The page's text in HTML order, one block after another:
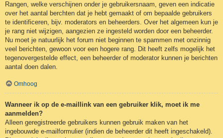
Rangen, welke verschijnen onder je gebruikersnaam, geven een indicatie
over het aantal berchten dat je hebt gemaakt of om bepaalde gebruikers
te identificeren, bijv. moderators en beheerders. Over het algemeen kun je
je rang niet wijzigen, aangezien ze ingesteld worden door een beheerder.
Nu moet je natuurlijk het forum niet beginnen te spammen met onzinnig
veel berichten, gewoon voor een hogere rang. Dit heeft zelfs mogelijk het
tegenovergestelde effect, een beheerder of moderator kunnen je berichten
aantal doen dalen.
Omhoog
Wanneer ik op de e-maillink van een gebruiker klik, moet ik me
aanmelden?
Alleen geregistreerde gebruikers kunnen gebruik maken van het
ingebouwde e-mailformulier (indien de beheerder dit heeft ingeschakeld).